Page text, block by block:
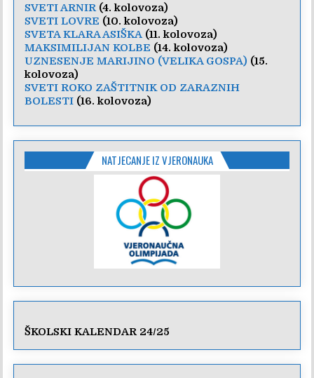
SVETI ARNIR(4. kolovoza)
SVETI LOVRE (10. kolovoza)
SVETA KLARA ASIŠKA (11. kolovoza)
MAKSIMILIJAN KOLBE (14. kolovoza)
UZNESENJE MARIJINO (VELIKA GOSPA) (15.
kolovoza)
SVETI ROKO ZAŠTITNIK OD ZARAZNIH
BOLESTI (16. kolovoza)
NATJECANJE IZ VJERONAUKA
ŠKOLSKI KALENDAR 24/25